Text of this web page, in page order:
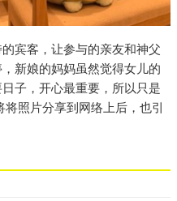
宾客，让参与的亲友和神父
新娘的妈妈虽然觉得女儿的
子，开心最重要，所以只是
照片分享到网络上后，也引